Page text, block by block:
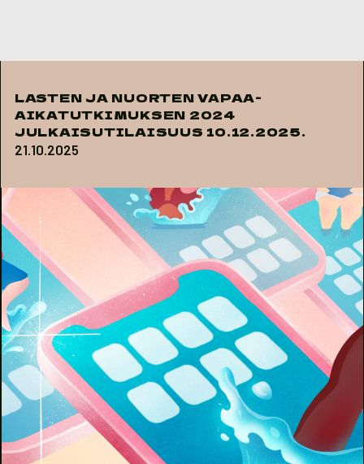
LASTEN JA NUORTEN VAPAA-
AIKATUTKIMUKSEN 2024
JULKAISUTILAISUUS 10.12.2025.
21.10.2025